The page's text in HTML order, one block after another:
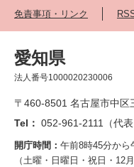
免責事項・リンク
愛知県
法人番号1000020230006
〒460-8501 名古屋市中区
Tel： 052-961-2111（代表
開庁時間： 午前8時45分から
（土曜・日曜日・祝日・12